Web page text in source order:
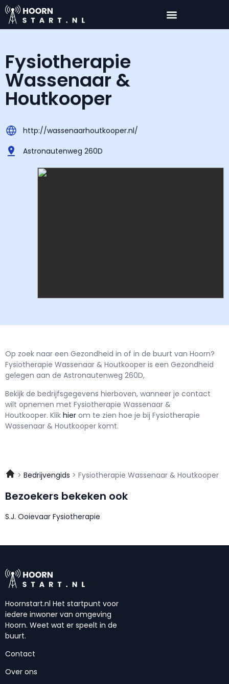
Fysiotherapie
Wassenaar &
Houtkooper
http://wassenaarhoutkooper.nl/
Astronautenweg 260D
Op zoek naar een Gezondheid in of in de buurt van Hoorn?
Fysiotherapie Wassenaar & Houtkooper is een Gezondheid
gelegen aan de Astronautenweg 260D,
Bekijk de bedrijfsgegevens hierboven, wanneer je contact
wilt opnemen met Fysiotherapie Wassenaar &
Houtkooper. Klik hier om te zien hoe je bij Fysiotherapie
Wassenaar & Houtkooper komt.
Bedrijvengids Fysiotherapie Wassenaar & Houtkooper
Bezoekers bekeken ook
S.J. Ooievaar Fysiotherapie
Hoornstart.nl Het startpunt voor
iedere inwoner van omgeving
Hoorn. Weet wat er speelt in de
buurt.
Contact
Over ons